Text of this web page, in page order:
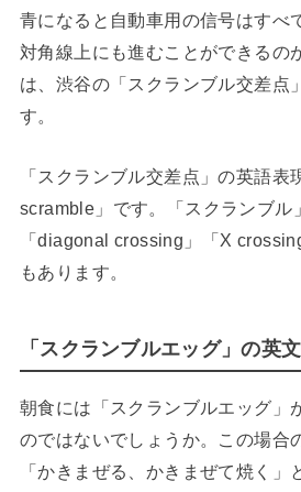
青になると自動車用の信号はすべ
対角線上にも進むことができるの
は、渋谷の「スクランブル交差点
す。
「スクランブル交差点」の英語表
scramble」です。「スクランブル
「diagonal crossing」「X
もあります。
「スクランブルエッグ」の英
朝食には「スクランブルエッグ」
のではないでしょうか。この場合
「かきまぜる、かきまぜて焼く